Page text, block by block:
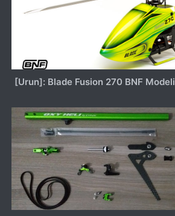
[Urun]: Blade Fusion 270 BNF Modeli